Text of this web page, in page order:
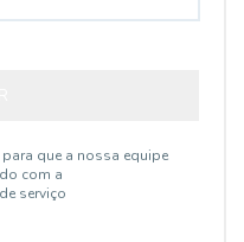
que a nossa equipe
com a
serviço